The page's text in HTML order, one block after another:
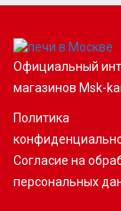
Официальный
магазинов Msk-
Политика
Согласие на
персональных